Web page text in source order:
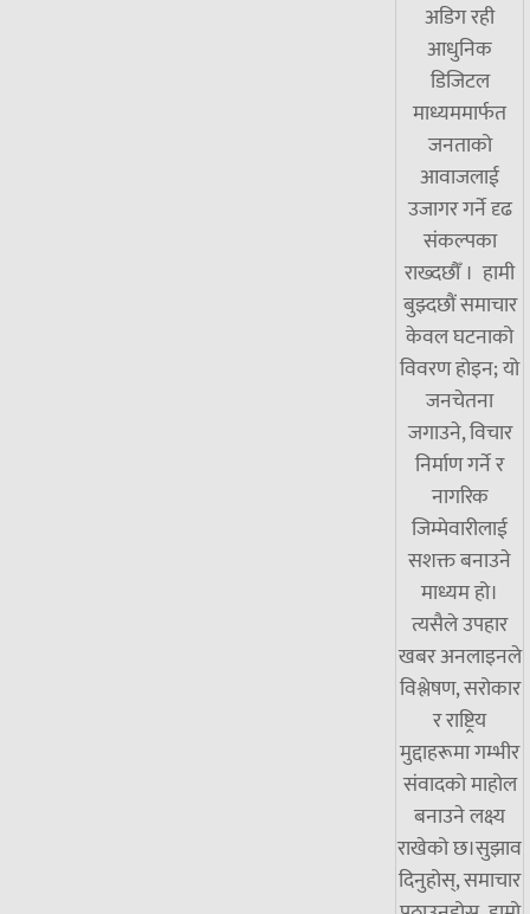
अडिग रही
आधुनिक
डिजिटल
माध्यममार्फत
जनताको
आवाजलाई
उजागर गर्ने दृढ
संकल्पका
राख्दछौँ । हामी
बुझ्दछौं समाचार
केवल घटनाको
विवरण होइन; यो
जनचेतना
जगाउने, विचार
निर्माण गर्ने र
नागरिक
जिम्मेवारीलाई
सशक्त बनाउने
माध्यम हो।
त्यसैले उपहार
खबर अनलाइनले
विश्लेषण, सरोकार
र राष्ट्रिय
मुद्दाहरूमा गम्भीर
संवादको माहोल
बनाउने लक्ष्य
राखेको छ।सुझाव
दिनुहोस्, समाचार